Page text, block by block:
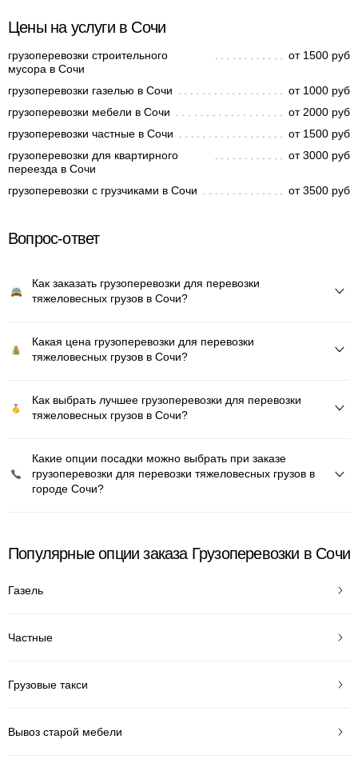
Цены на услуги в Сочи
грузоперевозки строительного
мусора в Сочи
от 1500 руб
грузоперевозки газелью в Сочи
от 1000 руб
грузоперевозки мебели в Сочи
от 2000 руб
грузоперевозки частные в Сочи
от 1500 руб
грузоперевозки для квартирного
переезда в Сочи
от 3000 руб
грузоперевозки с грузчиками в Сочи от 3500 руб
Вопрос-ответ
Как заказать грузоперевозки для перевозки
тяжеловесных грузов в Сочи?
Какая цена грузоперевозки для перевозки
тяжеловесных грузов в Сочи?
Как выбрать лучшее грузоперевозки для перевозки
тяжеловесных грузов в Сочи?
Какие опции посадки можно выбрать при заказе
грузоперевозки для перевозки тяжеловесных грузов в
городе Сочи?
Популярные опции заказа Грузоперевозки в Сочи
Газель
Частные
Грузовые такси
Вывоз старой мебели